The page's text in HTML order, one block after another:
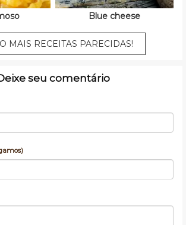
Blue cheese
MAIS RECEITAS PARECIDAS!
seu comentário